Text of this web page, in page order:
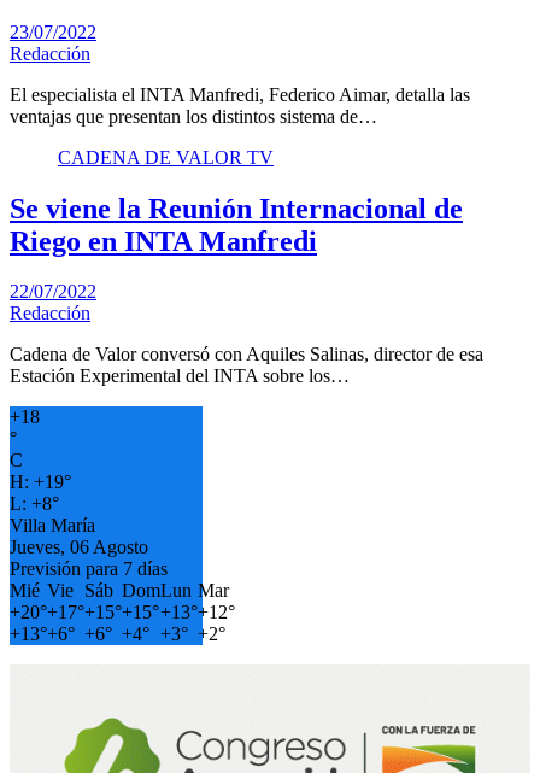
23/07/2022
Redacción
El especialista el INTA Manfredi, Federico Aimar, detalla las
ventajas que presentan los distintos sistema de…
CADENA DE VALOR TV
Se viene la Reunión Internacional de
Riego en INTA Manfredi
22/07/2022
Redacción
Cadena de Valor conversó con Aquiles Salinas, director de esa
Estación Experimental del INTA sobre los…
+18
°
C
H: +19°
L: +8°
Villa María
Jueves, 06 Agosto
Previsión para 7 días
Mié Vie Sáb DomLun Mar
+20°+17°+15°+15°+13°+12°
+13°+6° +6° +4° +3° +2°